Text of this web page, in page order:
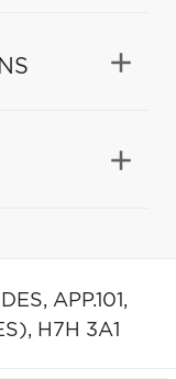
APP.101,
H7H 3A1